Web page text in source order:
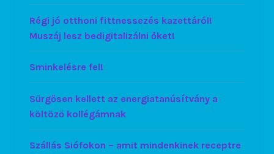
Régi jó otthoni fittnessezés kazettáról!
Muszáj lesz bedigitalizálni őket!
Sminkelésre fel!
Sürgősen kellett az energiatanúsítvány a
költöző kollégámnak
Szállás Siófokon – amit mindenkinek receptre